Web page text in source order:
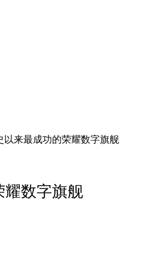
来最成功的荣耀数字旗舰
耀数字旗舰